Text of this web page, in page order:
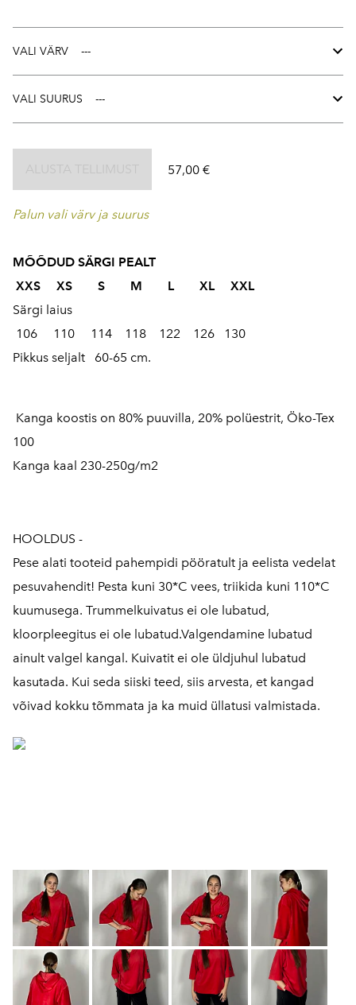
VALI VÄRV
VALI SUURUS
57,00 €
Palun vali värv ja suurus
MÕÕDUD SÄRGI PEALT
XXS XS S M L XL
XXL
Särgi laius
106 110 114 118 122 126 130
Pikkus seljalt 60-65 cm.
Kanga koostis on 80% puuvilla, 20% polüestrit, Öko-Tex
100
Kanga kaal 230-250g/m2
HOOLDUS -
Pese alati tooteid pahempidi pööratult ja eelista vedelat
pesuvahendit! Pesta kuni 30*C vees, triikida kuni 110*C
kuumusega. Trummelkuivatus ei ole lubatud,
kloorpleegitus ei ole lubatud.Valgendamine lubatud
ainult valgel kangal. Kuivatit ei ole üldjuhul lubatud
kasutada. Kui seda siiski teed, siis arvesta, et kangad
võivad kokku tõmmata ja ka muid üllatusi valmistada.